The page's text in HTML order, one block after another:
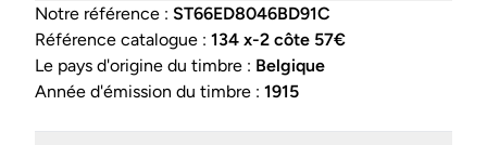
Notre référence : ST66ED8046BD91C
Référence catalogue : 134 x-2 côte 57€
Le pays d'origine du timbre : Belgique
Année d'émission du timbre : 1915